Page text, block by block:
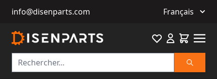
info@disenparts.com Français
FavouriteCart